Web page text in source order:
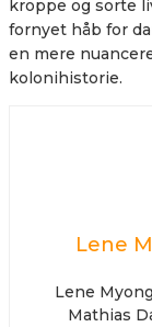
kroppe og sorte
fornyet håb for
en mere
kolonihistorie.
Lene
Lene
Mathias